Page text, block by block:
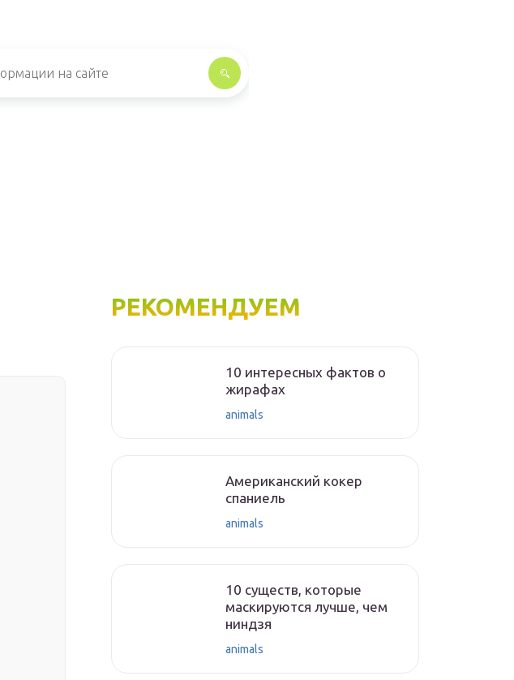
РЕКОМЕНДУЕМ
10 интересных фактов о
жирафах
animals
Американский кокер
спаниель
animals
10 существ, которые
маскируются лучше, чем
ниндзя
animals